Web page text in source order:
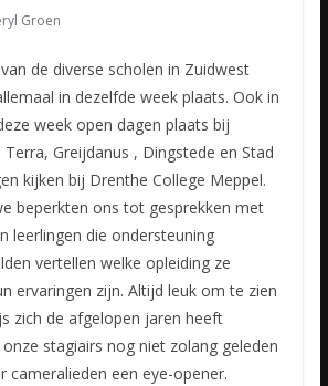
Groen
de diverse scholen in Zuidwest
in dezelfde week plaats. Ook in
week open dagen plaats bij
Greijdanus , Dingstede en Stad
kijken bij Drenthe College Meppel.
beperkten ons tot gesprekken met
leerlingen die ondersteuning
vertellen welke opleiding ze
ervaringen zijn. Altijd leuk om te zien
zich de afgelopen jaren heeft
stagiairs nog niet zolang geleden
cameralieden een eye-opener.